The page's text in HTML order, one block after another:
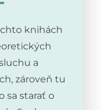
knihách
a
zároveň tu
sa starať o